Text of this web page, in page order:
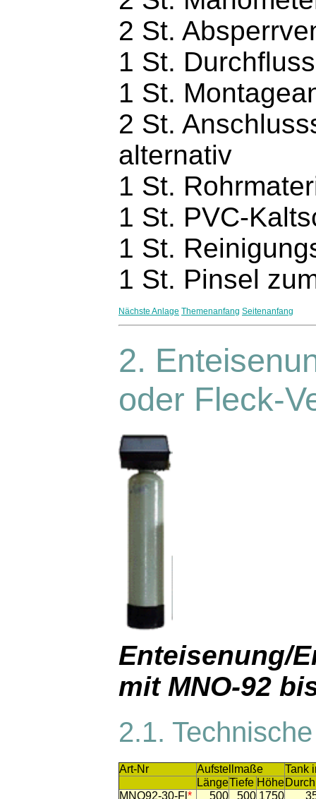
2 St.
1 St.
1 St.
2 St.
alternativ
1 St.
1 St. PVC-
1 St.
1 St. Pinsel
Nächste Anlage Themenanfang Seitenanfang
2.
oder Fleck-
Enteisenung/
mit MNO-92
2.1.
Art-Nr Aufstellmaße
Tank
LängeTiefe Höhe
MNO92-30-Fl * 500 500 1750